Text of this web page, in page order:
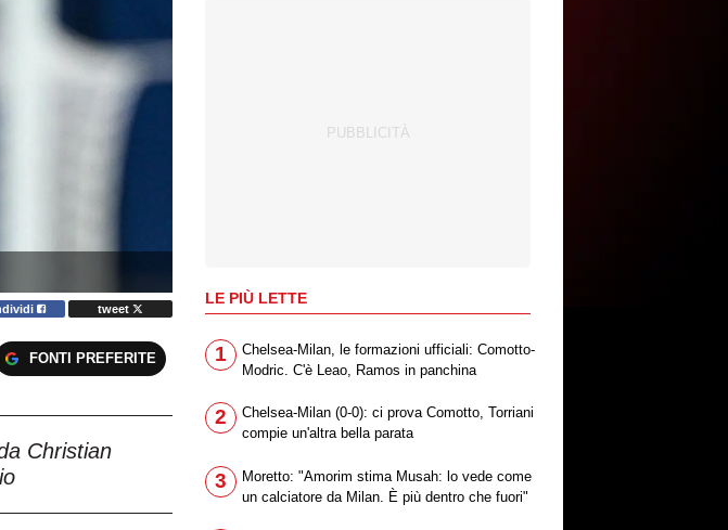
tweet
FONTI PREFERITE
Christian
LE PIÙ LETTE
1
Chelsea-Milan, le formazioni ufficiali: Comotto-
Modric. C'è Leao, Ramos in panchina
2
Chelsea-Milan (0-0): ci prova Comotto, Torriani
compie un'altra bella parata
3
Moretto: "Amorim stima Musah: lo vede come
un calciatore da Milan. È più dentro che fuori"